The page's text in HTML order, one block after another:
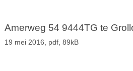
Amerweg 54 9444TG te
19 mei 2016, pdf, 89kB